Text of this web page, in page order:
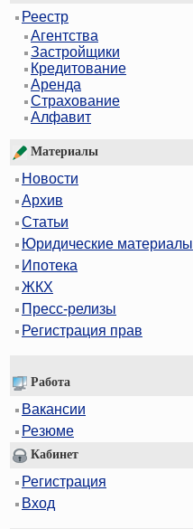
Реестр
Агентства
Застройщики
Кредитование
Аренда
Страхование
Алфавит
Материалы
Новости
Архив
Статьи
Юридические материалы
Ипотека
ЖКХ
Пресс-релизы
Регистрация прав
Работа
Вакансии
Резюме
Кабинет
Регистрация
Вход